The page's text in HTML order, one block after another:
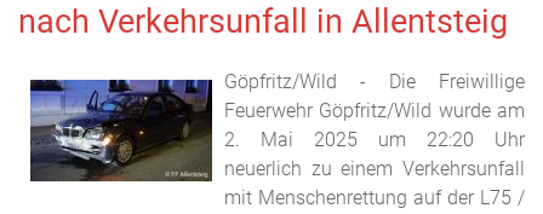
nach Verkehrsunfall in Allentsteig
Göpfritz/Wild - Die Freiwillige
Feuerwehr Göpfritz/Wild wurde am
2. Mai 2025 um 22:20 Uhr
neuerlich zu einem Verkehrsunfall
mit Menschenrettung auf der L75 /